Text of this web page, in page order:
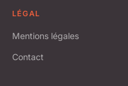
LÉGAL
Mentions légales
Contact